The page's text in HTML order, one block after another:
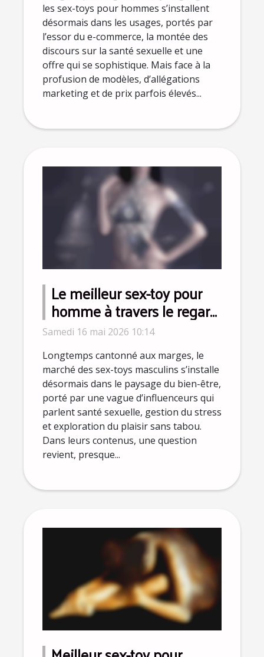
les sex-toys pour hommes s’installent
désormais dans les usages, portés par
l’essor du e-commerce, la montée des
discours sur la santé sexuelle et une
offre qui se sophistique. Mais face à la
profusion de modèles, d’allégations
marketing et de prix parfois élevés...
Le meilleur sex-toy pour
homme à travers le regard
des influenceurs bien-être
Samedi 16 mai 2026 10:14
Longtemps cantonné aux marges, le
marché des sex-toys masculins s’installe
désormais dans le paysage du bien-être,
porté par une vague d’influenceurs qui
parlent santé sexuelle, gestion du stress
et exploration du plaisir sans tabou.
Dans leurs contenus, une question
revient, presque...